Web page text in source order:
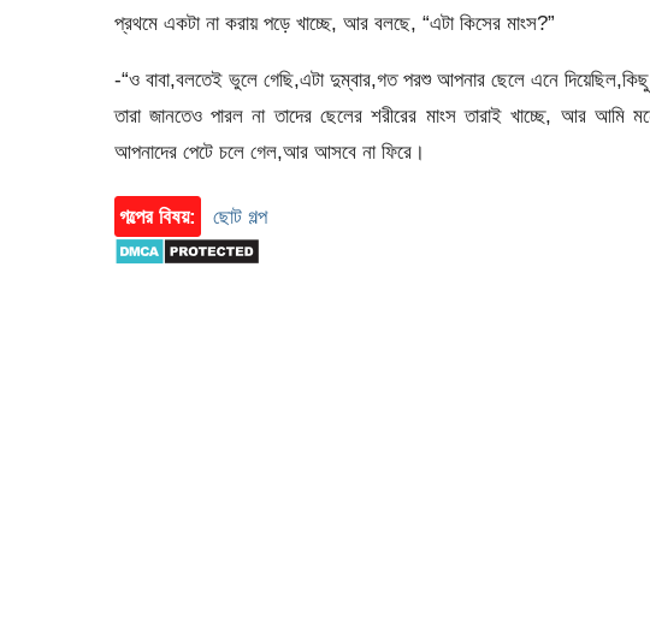
প্রথমে একটা না করায় পড়ে খাচ্ছে, আর বলছে, “এটা কিসের মাংস?”
-“ও বাবা,বলতেই ভুলে গেছি,এটা দুম্বার,গত পরশু আপনার ছেলে এনে দিয়েছিল,কিছু
তারা জানতেও পারল না তাদের ছেলের শরীরের মাংস তারাই খাচ্ছে, আর
আপনাদের পেটে চলে গেল,আর আসবে না ফিরে।
গল্পের বিষয়: ছোট গল্প